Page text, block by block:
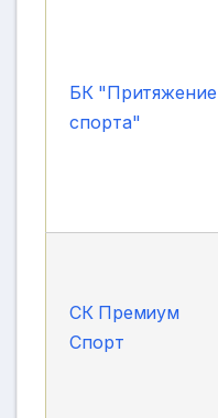
БК "Притяжение
спорта"
СК Премиум
Спорт